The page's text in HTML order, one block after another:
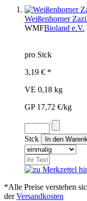
Weißenhorner
WMFBioland e.V.
pro Stck
3,19 € *
VE 0,18 kg
GP 17,72 €/kg
Stck
*Alle Preise verstehen
derVersandkosten